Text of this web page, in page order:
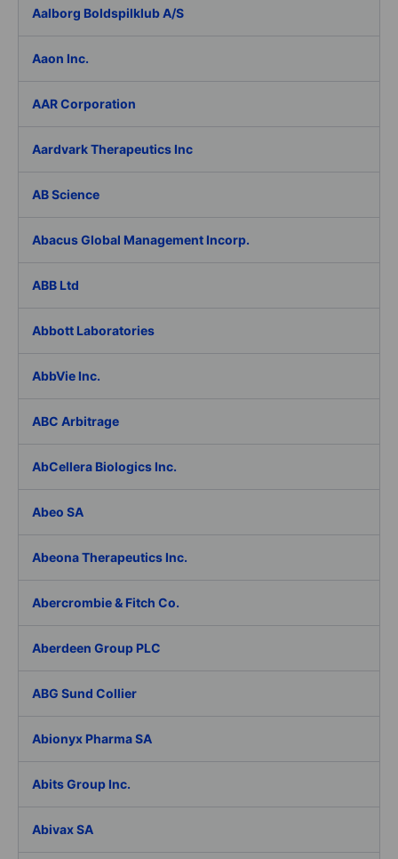
Aalborg Boldspilklub A/S
Aaon Inc.
AAR Corporation
Aardvark Therapeutics Inc
AB Science
Abacus Global Management Incorp.
ABB Ltd
Abbott Laboratories
AbbVie Inc.
ABC Arbitrage
AbCellera Biologics Inc.
Abeo SA
Abeona Therapeutics Inc.
Abercrombie & Fitch Co.
Aberdeen Group PLC
ABG Sund Collier
Abionyx Pharma SA
Abits Group Inc.
Abivax SA